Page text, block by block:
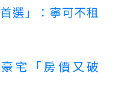
選」：寧可不租
宅「房價又破